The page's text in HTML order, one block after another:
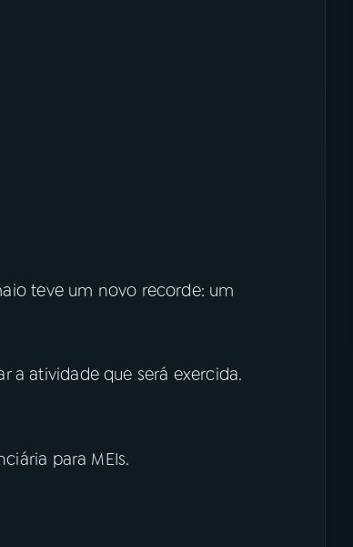
teve um novo recorde: um
a atividade que será exercida.
para MEIs.